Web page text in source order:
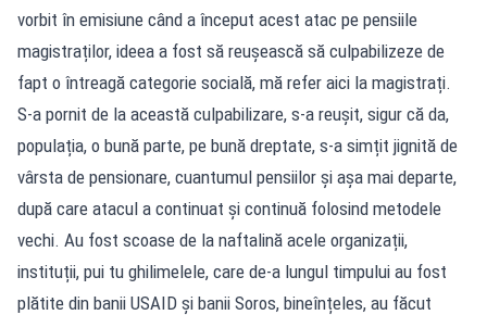
vorbit în emisiune când a început acest atac pe pensiile
magistraților, ideea a fost să reușească să culpabilizeze de
fapt o întreagă categorie socială, mă refer aici la magistrați.
S-a pornit de la această culpabilizare, s-a reușit, sigur că da,
populația, o bună parte, pe bună dreptate, s-a simțit jignită de
vârsta de pensionare, cuantumul pensiilor și așa mai departe,
după care atacul a continuat și continuă folosind metodele
vechi. Au fost scoase de la naftalină acele organizații,
instituții, pui tu ghilimelele, care de-a lungul timpului au fost
plătite din banii USAID și banii Soros, bineînțeles, au făcut